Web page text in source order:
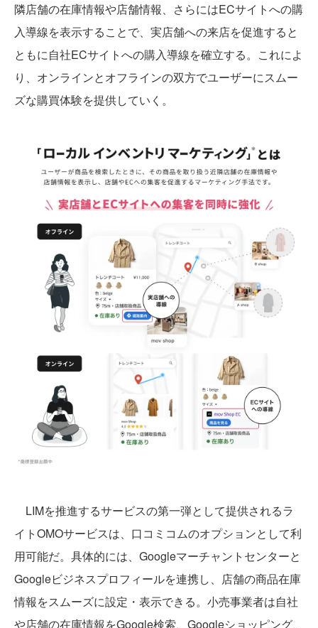
隣店舗の在庫情報や店舗情報、さらにはECサイトへの購
入導線を表示することで、実店舗への来店を促進すると
ともに自社ECサイトへの購入導線を確立する。これによ
り、オンラインとオフラインの双方でユーザーにスムー
ズな購買体験を提供していく。
LIMを推進するサービスの第一弾として提供されるラ
イトOMOサービスは、口コミコムのオプションとして利
用可能だ。具体的には、Googleマーチャントセンターと
Googleビジネスプロフィールを連携し、店舗の商品在庫
情報をスムーズに設定・表示できる。小売事業者は自社
や店舗の在庫情報をGoogle検索、Googleショッピング、